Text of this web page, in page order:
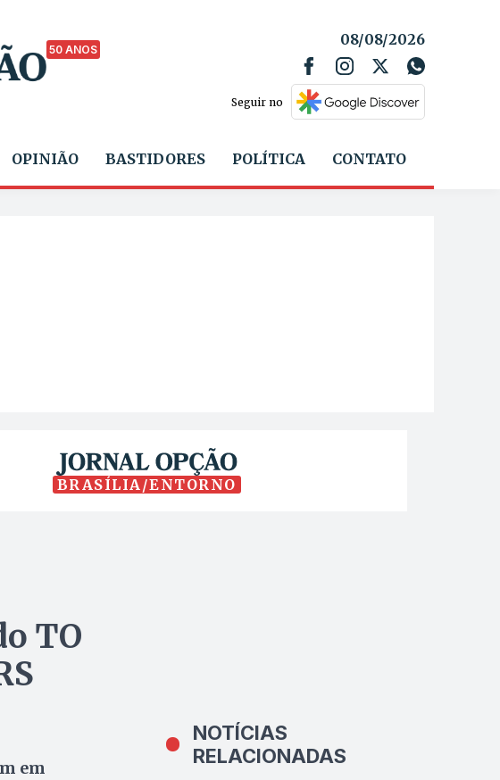
50 ANOS
08/08/2026
Seguir no
OPINIÃO BASTIDORES POLÍTICA CONTATO
BRASÍLIA/ENTORNO
TO
em
NOTÍCIAS
RELACIONADAS